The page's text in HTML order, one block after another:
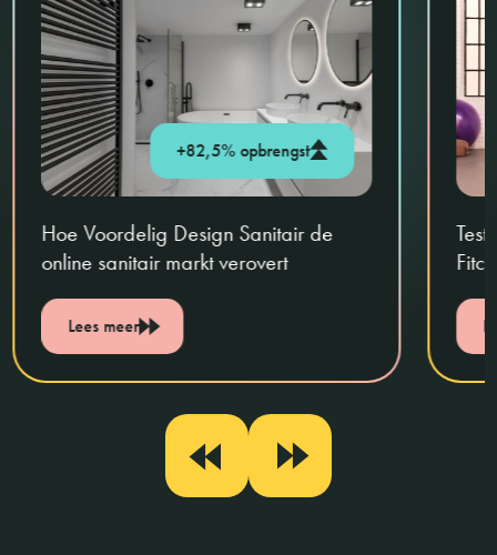
+82,5% opbrengst
Hoe Voordelig Design Sanitair de
online sanitair markt verovert
Lees meer